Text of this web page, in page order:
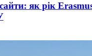
як рік